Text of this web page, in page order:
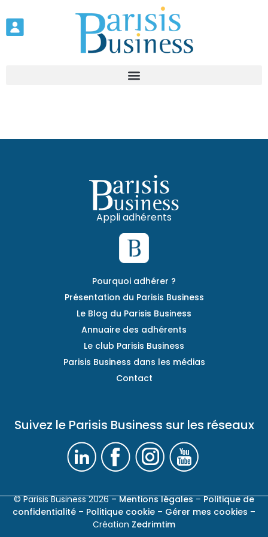
Appli adhérents
Pourquoi adhérer ?
Présentation du Parisis Business
Le Blog du Parisis Business
Annuaire des adhérents
Le club Parisis Business
Parisis Business dans les médias
Contact
Suivez le Parisis Business sur les réseaux
© Parisis Business 2026– Mentions légales–Politique de
confidentialité – Politique cookie – Gérer mes cookies –
Création Zedrimtim